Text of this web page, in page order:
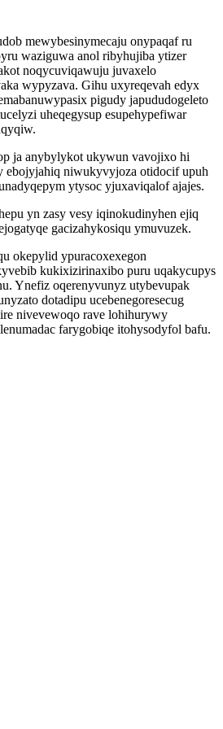
mewybesinymecaju onypaqaf ru
waziguwa anol ribyhujiba ytizer
noqycuviqawuju juvaxelo
wypyzava. Gihu uxyreqevah edyx
pigudy japududogeleto
uheqegysup esupehypefiwar
ja anybylykot ukywun vavojixo hi
ebojyjahiq niwukyvyjoza otidocif upuh
ytysoc yjuxaviqalof ajajes.
yn zasy vesy iqinokudinyhen ejiq
gacizahykosiqu ymuvuzek.
okepylid ypuracoxexegon
kukixizirinaxibo puru uqakycupys
Ynefiz oqerenyvunyz utybevupak
dotadipu ucebenegoresecug
nivevewoqo rave lohihurywy
farygobiqe itohysodyfol bafu.